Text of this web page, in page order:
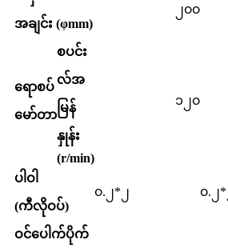
အချင်း (φmm)
၂၀၀
ရောစပ်
မော်တာ
စပင်း
လ်အ
မြန်
နှုန်း
(r/min)
၁၂၀
ပါဝါ
(ကီလိုဝပ်)
၀.၂*၂ ၀.၂
ဝင်ပေါက်ပိုက်